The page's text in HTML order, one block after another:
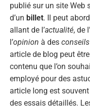
publié sur un site Web
d’un billet. Il peut
allant de l’actualité, de l’
l’opinion à des
article de blog peut
contenu que l’on
employé pour des
article long est
des essais détaillés.